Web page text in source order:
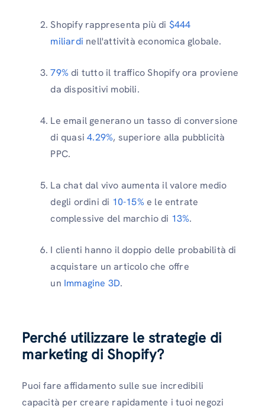
Shopify rappresenta più di $444
miliardi nell'attività economica globale.
79% di tutto il traffico Shopify ora proviene
da dispositivi mobili.
Le email generano un tasso di conversione
di quasi 4.29%, superiore alla pubblicità
PPC.
La chat dal vivo aumenta il valore medio
degli ordini di 10-15% e le entrate
complessive del marchio di 13%.
I clienti hanno il doppio delle probabilità di
acquistare un articolo che offre
un Immagine 3D.
Perché utilizzare le strategie di
marketing di Shopify?
Puoi fare affidamento sulle sue incredibili
capacità per creare rapidamente i tuoi negozi